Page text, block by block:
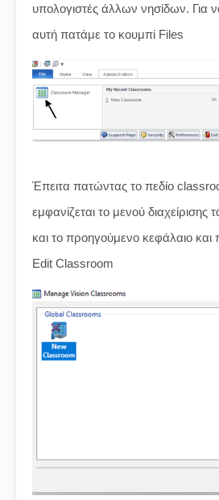
υπολογιστές άλλων νησίδων. Για
αυτή πατάμε το κουμπί Files
Έπειτα πατώντας το πεδίο
εμφανίζεται το μενού
και το προηγούμενο κεφάλαιο και
Edit Classroom